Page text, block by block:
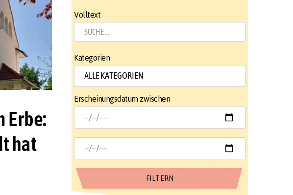
Erbe:
hat
Volltext
Kategorien
Erscheinungsdatum zwischen